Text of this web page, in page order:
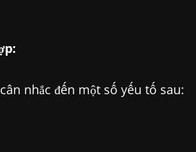
nhắc đến một số yếu tố sau: